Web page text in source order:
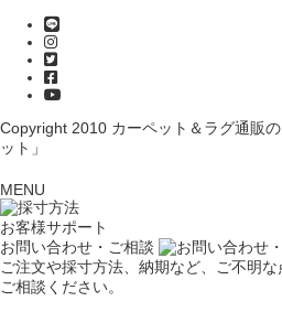
Copyright 2010 カーペット＆ラグ通販
ット」
MENU
お客様サポート
お問い合わせ・ご相談
ご注文や採寸方法、納期など、ご不明
ご相談ください。